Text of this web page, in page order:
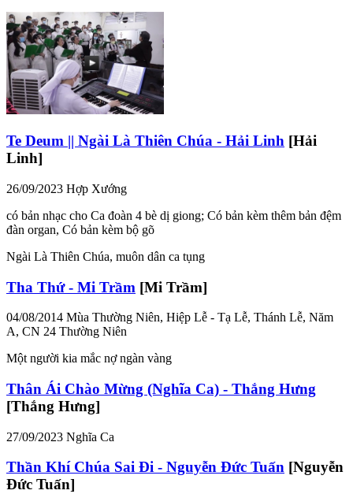
Te Deum || Ngài Là Thiên Chúa - Hải Linh [Hải
Linh]
26/09/2023 Hợp Xướng
có bản nhạc cho Ca đoàn 4 bè dị giong; Có bản kèm thêm bản đệm
đàn organ, Có bản kèm bộ gõ
Ngài Là Thiên Chúa, muôn dân ca tụng
Tha Thứ - Mi Trầm [Mi Trầm]
04/08/2014 Mùa Thường Niên, Hiệp Lễ - Tạ Lễ, Thánh Lễ, Năm
A, CN 24 Thường Niên
Một người kia mắc nợ ngàn vàng
Thân Ái Chào Mừng (Nghĩa Ca) - Thắng Hưng
[Thắng Hưng]
27/09/2023 Nghĩa Ca
Thần Khí Chúa Sai Đi - Nguyễn Đức Tuấn [Nguyễn
Đức Tuấn]